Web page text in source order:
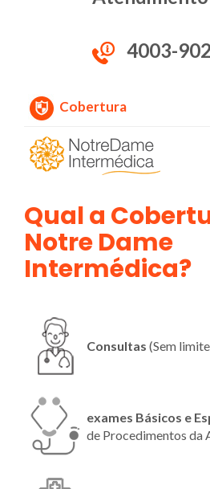
4003-
Cobertura
Qual a
Notre Dame
Intermédica?
Consultas (Sem
exames Básicos e
de Procedimentos da